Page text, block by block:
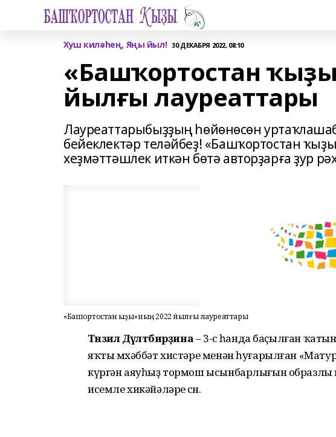
Хуш киләһең, Яңы йыл! 30 ДЕКАБРЯ 2022, 08:10
«Башҡортостан
йылғы лауреаттары
Лауреаттарыбыҙҙың һөйөнөсөн
бейеклектәр теләйбеҙ! «Башҡортостан
хеҙмәттәшлек иткән бөтә авторҙарға ҙур
«Башҡортостан ҡыҙы»ның 2022 йылғы лауреаттары
Тәнзилә Дәүләтбирҙина– 3-сө һанда баҫылған
яҡты мөхәббәт хистәре менән һуғарылған
күргән аяуһыҙ тормош ысынбарлығын образлы
исемле хикәйәләре өсөн.